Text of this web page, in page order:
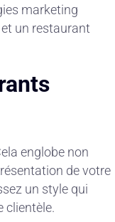
marketing
un restaurant
englobe non
de votre
un style qui
clientèle.